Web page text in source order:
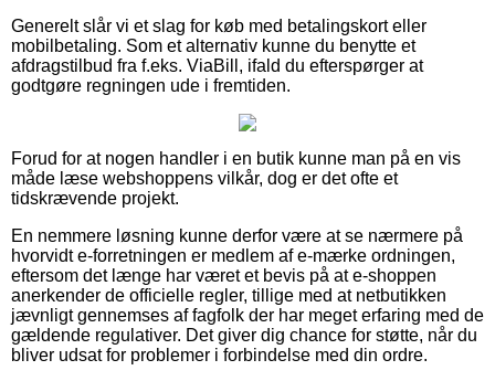
Generelt slår vi et slag for køb med betalingskort eller
mobilbetaling. Som et alternativ kunne du benytte et
afdragstilbud fra f.eks. ViaBill, ifald du efterspørger at
godtgøre regningen ude i fremtiden.
Forud for at nogen handler i en butik kunne man på en vis
måde læse webshoppens vilkår, dog er det ofte et
tidskrævende projekt.
En nemmere løsning kunne derfor være at se nærmere på
hvorvidt e-forretningen er medlem af e-mærke ordningen,
eftersom det længe har været et bevis på at e-shoppen
anerkender de officielle regler, tillige med at netbutikken
jævnligt gennemses af fagfolk der har meget erfaring med de
gældende regulativer. Det giver dig chance for støtte, når du
bliver udsat for problemer i forbindelse med din ordre.